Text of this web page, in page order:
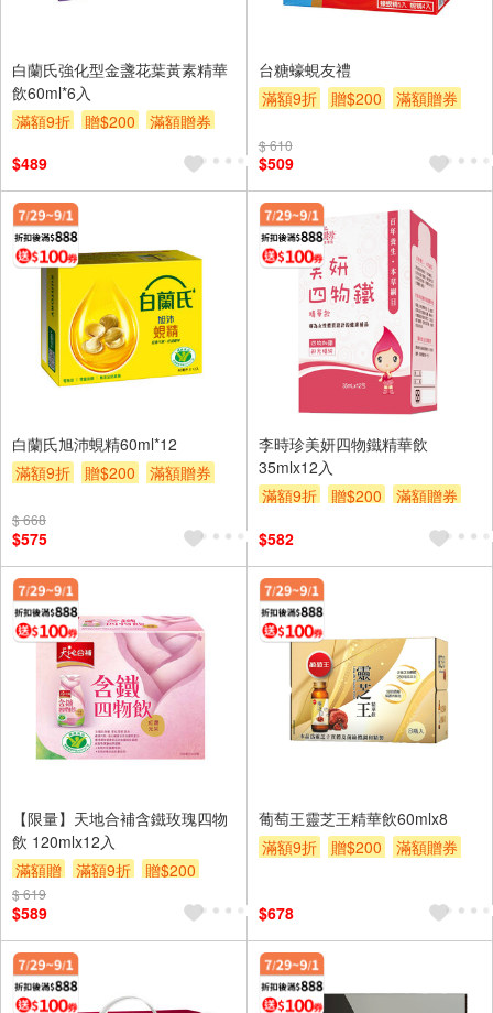
白蘭氏強化型金盞花葉黃素精華
飲60ml*6入
滿額9折
贈$200
滿額贈券
$489
台糖蠔蜆友禮
滿額9折
贈$200 滿額贈券
$ 610
$509
白蘭氏旭沛蜆精60ml*12
滿額9折
贈$200 滿額贈券
$ 668
$575
李時珍美妍四物鐵精華飲
35mlx12入
滿額9折
贈$200
滿額贈券
$582
【限量】天地合補含鐵玫瑰四物
飲 120mlx12入
滿額贈
滿額9折
贈$200
滿額贈券
$ 619
$589
葡萄王靈芝王精華飲60mlx8
滿額9折
贈$200 滿額贈券
$678